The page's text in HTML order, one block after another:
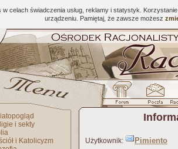
celach świadczenia usług, reklamy i statystyk.
urządzeniu. Pamiętaj, że zawsze możesz
i sekty
i Katolicyzm
Użytkownik:
Pimiento